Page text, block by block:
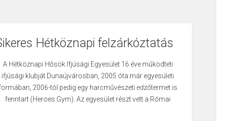
Hétköznapi felzárkóztatás
A Hétköznapi Hősök Ifjúsági Egyesület 16 éve működteti
ifjúsági klubját Dunaújvárosban, 2005 óta már egyesületi
2006-tól pedig egy harcművészeti edzőtermet is
fenntart (Heroes Gym). Az egyesület részt vett a Római